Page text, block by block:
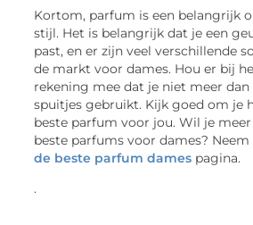
Kortom, parfum is een belangrijk
stijl. Het is belangrijk dat je een
past, en er zijn veel verschillende
de markt voor dames. Hou er bij
rekening mee dat je niet meer
spuitjes gebruikt. Kijk goed om je
beste parfum voor jou. Wil je
beste parfums voor dames?
de beste parfum dames pagina.
.